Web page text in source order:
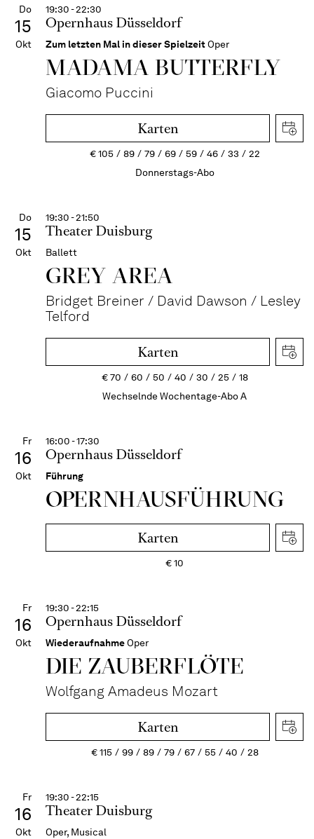
Do
15
Okt
19:30 - 22:30
Opernhaus Düsseldorf
Zum letzten Mal in dieser SpielzeitOper
MADAMA BUTTER­FLY
Giacomo Puccini
Karten
€105 89 79 69 59 46 33
22
Donnerstags-Abo
Do
15
Okt
19:30 - 21:50
Theater Duisburg
Ballett
GREY AREA
Bridget Breiner / David Dawson / Lesley
Telford
Karten
€70 60 50 40 30 25
18
Wechselnde Wochentage-Abo A
Fr
16
Okt
16:00 - 17:30
Opernhaus Düsseldorf
Führung
OPERN­HAUS­FÜH­RUNG
Karten
€10
Fr
16
Okt
19:30 - 22:15
Opernhaus Düsseldorf
WiederaufnahmeOper
DIE ZAUBER­FLÖTE
Wolfgang Amadeus Mozart
Karten
€115 99 89 79 67 55 40 28
Fr
16
Okt
19:30 - 22:15
Theater Duisburg
Oper, Musical